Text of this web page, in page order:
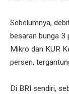
Sebelumnya,
besaran bunga 3
Mikro dan KUR
persen,
Di BRI sendiri,